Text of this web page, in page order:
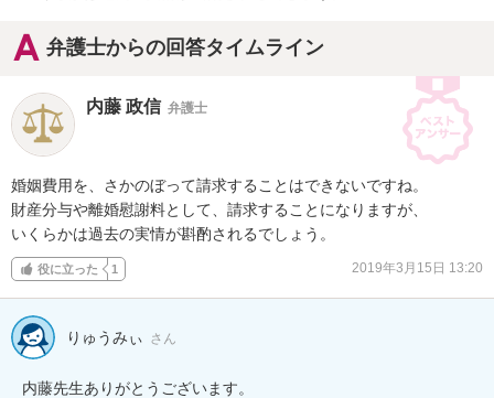
弁護士からの回答タイムライン
内藤 政信 弁護士
婚姻費用を、さかのぼって請求することはできないですね。
財産分与や離婚慰謝料として、請求することになりますが、
いくらかは過去の実情が斟酌されるでしょう。
役に立った 1 2019年3月15日 13:20
りゅうみぃ さん
内藤先生ありがとうございます。